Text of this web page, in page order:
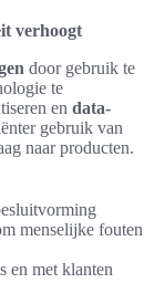
verhoogt
door gebruik te
te
en data-
gebruik van
naar producten.
menselijke fouten
en met klanten